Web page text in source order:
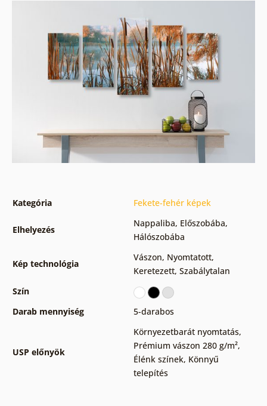
Kategória Fekete-fehér képek
Elhelyezés
Nappaliba, Előszobába,
Hálószobába
Kép technológia
Vászon, Nyomtatott,
Keretezett, Szabálytalan
Szín
Darab mennyiség
5-darabos
USP előnyök
Környezetbarát nyomtatás,
Prémium vászon 280 g/m²,
Élénk színek, Könnyű
telepítés